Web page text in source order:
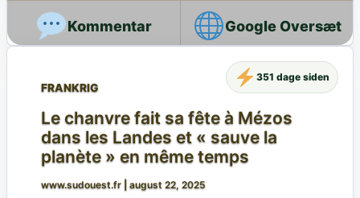
Google Oversæt
FRANKRIG
Le chanvre fait sa fête à Mézos
dans les Landes et « sauve la
planète » en même temps
www.sudouest.fr august 22, 2025
351 dage siden